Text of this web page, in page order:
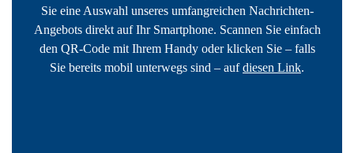
Sie eine Auswahl unseres umfangreichen Nachrichten-
Angebots direkt auf Ihr Smartphone. Scannen Sie einfach
den QR-Code mit Ihrem Handy oder klicken Sie – falls
Sie bereits mobil unterwegs sind – aufdiesen Link.